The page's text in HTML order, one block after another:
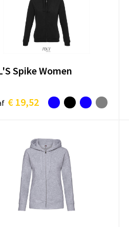
Spike Women
€ 19,52